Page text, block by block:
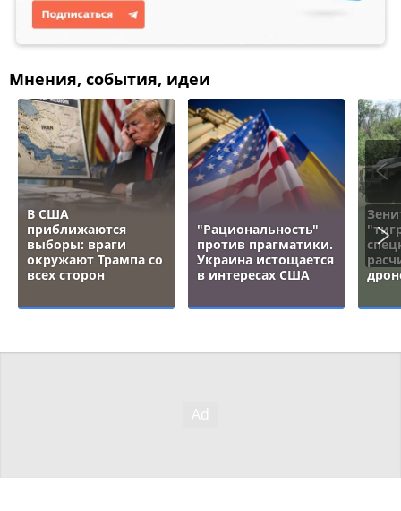
Мнения, события, идеи
В США
приближаются
выборы: враги
окружают Трампа со
всех сторон
"Рациональность"
против прагматики.
Украина истощается
в интересах США